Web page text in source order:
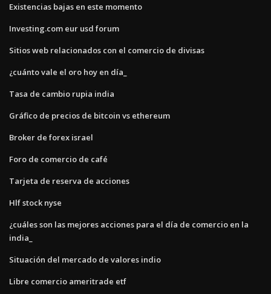
Existencias bajas en este momento
Investing.com eur usd forum
Sitios web relacionados con el comercio de divisas
¿cuánto vale el oro hoy en día_
Tasa de cambio rupia india
Gráfico de precios de bitcoin vs ethereum
Broker de forex israel
Foro de comercio de café
Tarjeta de reserva de acciones
Hlf stock nyse
¿cuáles son las mejores acciones para el día de comercio en la
india_
Situación del mercado de valores indio
Libre comercio ameritrade etf